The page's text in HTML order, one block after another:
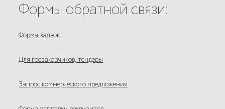
Формы обратной связи:
Форма заявок
Для госзаказчиков, тендеры
Запрос коммерческого предложения